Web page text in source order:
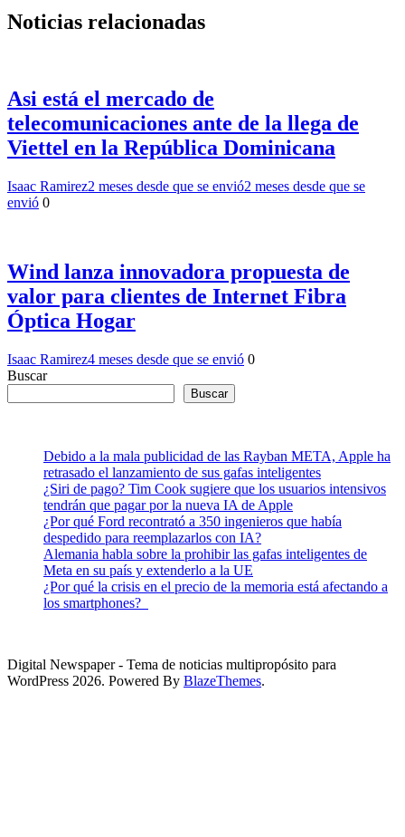
Noticias relacionadas
Asi está el mercado de
telecomunicaciones ante de la llega de
Viettel en la República Dominicana
Isaac Ramirez2 meses desde que se envió2 meses desde que se
envió 0
Wind lanza innovadora propuesta de
valor para clientes de Internet Fibra
Óptica Hogar
Isaac Ramirez4 meses desde que se envió 0
Buscar
Buscar
Debido a la mala publicidad de las Rayban META, Apple ha
retrasado el lanzamiento de sus gafas inteligentes
¿Siri de pago? Tim Cook sugiere que los usuarios intensivos
tendrán que pagar por la nueva IA de Apple
¿Por qué Ford recontrató a 350 ingenieros que había
despedido para reemplazarlos con IA?
Alemania habla sobre la prohibir las gafas inteligentes de
Meta en su país y extenderlo a la UE
¿Por qué la crisis en el precio de la memoria está afectando a
los smartphones?
Digital Newspaper - Tema de noticias multipropósito para
WordPress 2026. Powered By BlazeThemes.